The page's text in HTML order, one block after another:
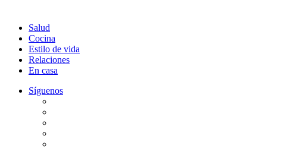
Salud
Cocina
Estilo de vida
Relaciones
En casa
Síguenos